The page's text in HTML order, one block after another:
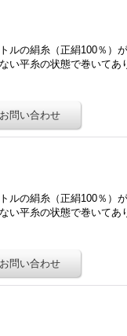
ルの絹糸（正絹100％）
い平糸の状態で巻いて
ルの絹糸（正絹100％）
い平糸の状態で巻いて